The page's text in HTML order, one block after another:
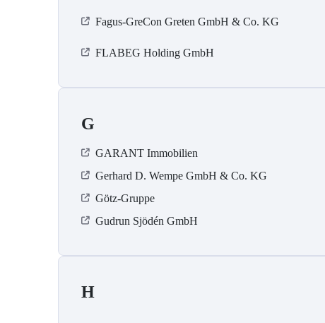
Fagus-GreCon Greten GmbH & Co. KG
FLABEG Holding GmbH
G
GARANT Immobilien
Gerhard D. Wempe GmbH & Co. KG
Götz-Gruppe
Gudrun Sjödén GmbH
H